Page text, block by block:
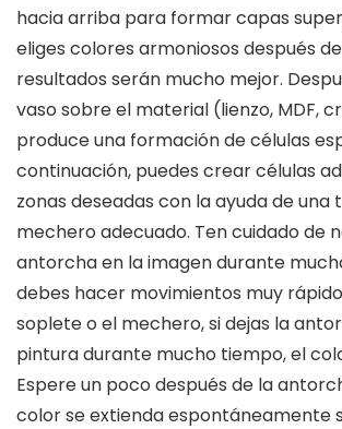
hacia arriba para formar capas
eliges colores armoniosos después
resultados serán mucho mejor.
vaso sobre el material (lienzo, MDF,
produce una formación de células
continuación, puedes crear células
zonas deseadas con la ayuda de una
mechero adecuado. Ten cuidado de
antorcha en la imagen durante
debes hacer movimientos muy
soplete o el mechero, si dejas la
pintura durante mucho tiempo, el
Espere un poco después de la
color se extienda espontáneamente